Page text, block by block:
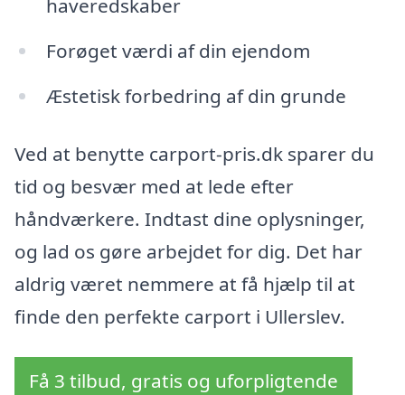
haveredskaber
Forøget værdi af din ejendom
Æstetisk forbedring af din grunde
Ved at benytte carport-pris.dk sparer du
tid og besvær med at lede efter
håndværkere. Indtast dine oplysninger,
og lad os gøre arbejdet for dig. Det har
aldrig været nemmere at få hjælp til at
finde den perfekte carport i Ullerslev.
Få 3 tilbud, gratis og uforpligtende